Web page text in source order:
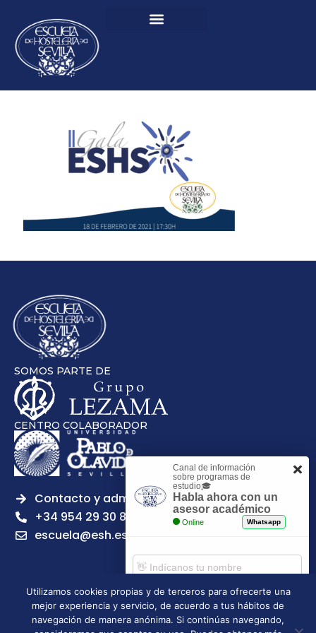
SOMOS PARTE DE
CENTRO COLABORADOR
Contacto y admisiones
+34 954 29 30 81
escuela@esh.es
Aviso legal Política de Privacidad
Política de Cookies
Utilizamos cookies propias y de terceros para ofrecerte una
mejor experiencia y servicio, de acuerdo a tus hábitos de
navegación de manera anónima. Si continúas navegando,
Canal de información
sobre programas de
estudio🎓
Habla ahora con un
asesor académico
Online Whatsapp
Comenzar chat